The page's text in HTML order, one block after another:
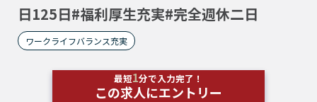
日125日#福利厚生充実#完全週休二日
ワークライフバランス充実
最短1分で入力完了！
この求人にエントリー